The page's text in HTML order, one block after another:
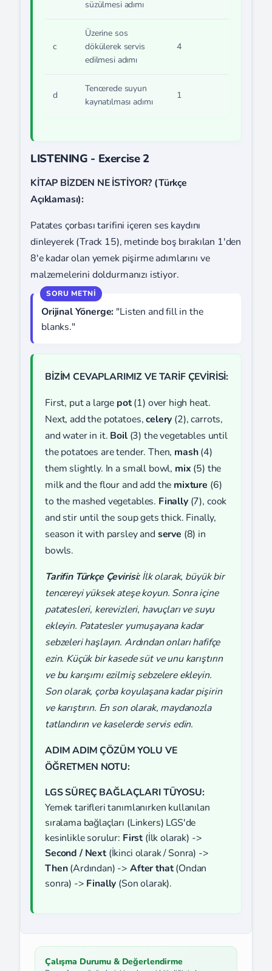
süzülmesi adımı
c
Üzerine sos
dökülerek servis
edilmesi adımı
4
d
Tencerede suyun
kaynatılması adımı
1
LISTENING - Exercise 2
KİTAP BİZDEN NE İSTİYOR? (Türkçe
Açıklaması):
Patates çorbası tarifini içeren ses kaydını
dinleyerek (Track 15), metinde boş bırakılan 1'den
8'e kadar olan yemek pişirme adımlarını ve
malzemelerini doldurmanızı istiyor.
Orijinal Yönerge: "Listen and fill in the
blanks."
BİZİM CEVAPLARIMIZ VE TARİF ÇEVİRİSİ:
First, put a large pot(1) over high heat.
Next, add the potatoes,celery (2), carrots,
and water in it. Boil(3) the vegetables until
the potatoes are tender. Then, mash(4)
them slightly. In a small bowl, mix (5) the
milk and the flour and add the mixture (6)
to the mashed vegetables. Finally(7), cook
and stir until the soup gets thick. Finally,
season it with parsley and serve (8) in
bowls.
Tarifin Türkçe Çevirisi:İlk olarak, büyük bir
tencereyi yüksek ateşe koyun. Sonra içine
patatesleri, kerevizleri, havuçları ve suyu
ekleyin. Patatesler yumuşayana kadar
sebzeleri haşlayın. Ardından onları hafifçe
ezin. Küçük bir kasede süt ve unu karıştırın
ve bu karışımı ezilmiş sebzelere ekleyin.
Son olarak, çorba koyulaşana kadar pişirin
ve karıştırın. En son olarak, maydanozla
tatlandırın ve kaselerde servis edin.
ADIM ADIM ÇÖZÜM YOLU VE
ÖĞRETMEN NOTU:
LGS SÜREÇ BAĞLAÇLARI TÜYOSU:
Yemek tarifleri tanımlanırken kullanılan
sıralama bağlaçları (Linkers) LGS'de
kesinlikle sorulur: First (İlk olarak) ->
Second / Next(İkinci olarak / Sonra) ->
Then(Ardından) -> After that(Ondan
sonra) -> Finally (Son olarak).
Çalışma Durumu & Değerlendirme